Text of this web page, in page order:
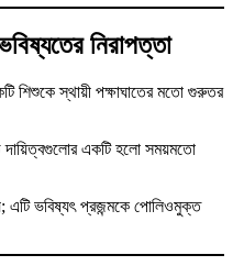
নিরাপত্তা
শিশুকে স্থায়ী পক্ষাঘাতের মতো গুরুতর
একটি হলো সময়মতো
এটি ভবিষ্যৎ প্রজন্মকে পোলিওমুক্ত